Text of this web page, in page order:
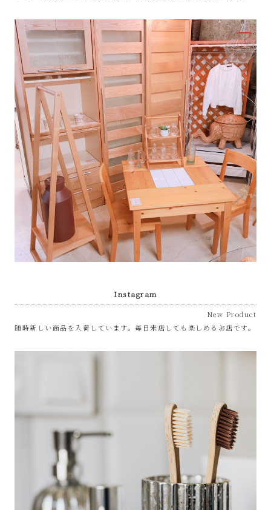
Instagram
New Product
随時新しい商品を入荷しています。毎日来店しても楽しめるお店です。